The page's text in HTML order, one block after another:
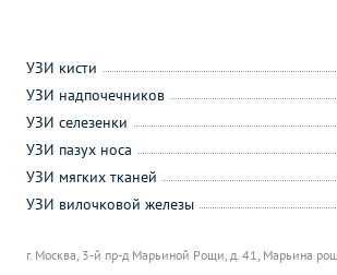
г. Москва, 3-й пр-д Марьиной Рощи, д. 41, Марьина
УЗИ кисти
УЗИ надпочечников
УЗИ селезенки
УЗИ пазух носа
УЗИ мягких тканей
УЗИ вилочковой железы